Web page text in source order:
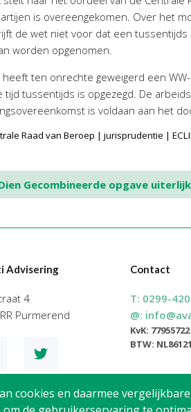
cookies en daarmee
is overeengekomen. Over het
de wet niet voor dat een
worden opgenomen.
heeft ten onrechte geweigerd een
tijd tussentijds is opgezegd. De
is voldaan aan het
Raad van Beroep | jurisprudentie |
Gecombineerde opgave
Advisering
4
Purmerend
Contact
T: 0299-
@:
KvK: 77955722
BTW: